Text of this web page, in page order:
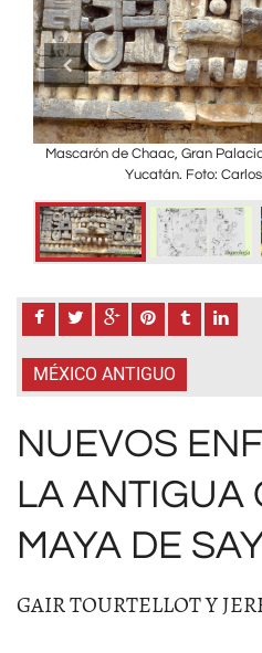
Mascarón de Chaac, Gran
Yucatán. Foto:
MÉXICO ANTIGUO
NUEVOS
LA ANTIGUA
MAYA DE
GAIR TOURTELLOT Y